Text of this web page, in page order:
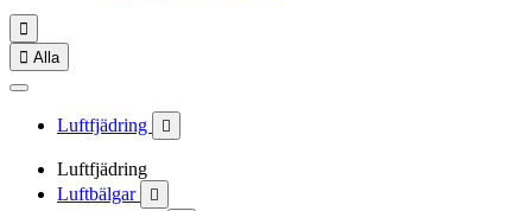

 Alla
Luftfjädring 
Luftfjädring
Luftbälgar
